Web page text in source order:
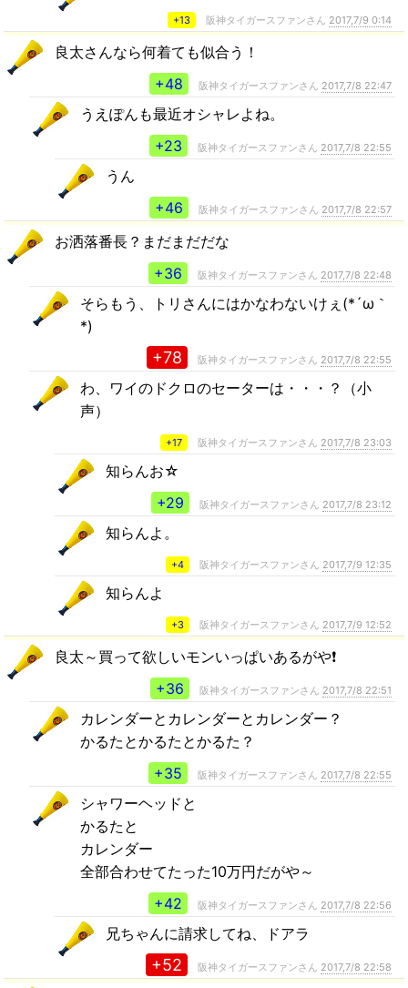
+13 阪神タイガースファンさん 2017,7/9 0:14
良太さんなら何着ても似合う！
+48
阪神タイガースファンさん 2017,7/8 22:47
うえぽんも最近オシャレよね。
+23
阪神タイガースファンさん 2017,7/8 22:55
うん
+46
阪神タイガースファンさん 2017,7/8 22:57
お洒落番長？まだまだだな
+36
阪神タイガースファンさん 2017,7/8 22:48
そらもう、トリさんにはかなわないけぇ(*´ω｀
*)
+78 阪神タイガースファンさん 2017,7/8 22:55
わ、ワイのドクロのセーターは・・・？（小
声）
+17 阪神タイガースファンさん 2017,7/8 23:03
知らんお☆
+29
阪神タイガースファンさん 2017,7/8 23:12
知らんよ。
+4 阪神タイガースファンさん 2017,7/9 12:35
知らんよ
+3 阪神タイガースファンさん 2017,7/9 12:52
良太～買って欲しいモンいっぱいあるがや❗
+36
阪神タイガースファンさん 2017,7/8 22:51
カレンダーとカレンダーとカレンダー？
かるたとかるたとかるた？
+35
阪神タイガースファンさん 2017,7/8 22:55
シャワーヘッドと
かるたと
カレンダー
全部合わせてたった10万円だがや～
+42
阪神タイガースファンさん 2017,7/8 22:56
兄ちゃんに請求してね、ドアラ
+52 阪神タイガースファンさん 2017,7/8 22:58